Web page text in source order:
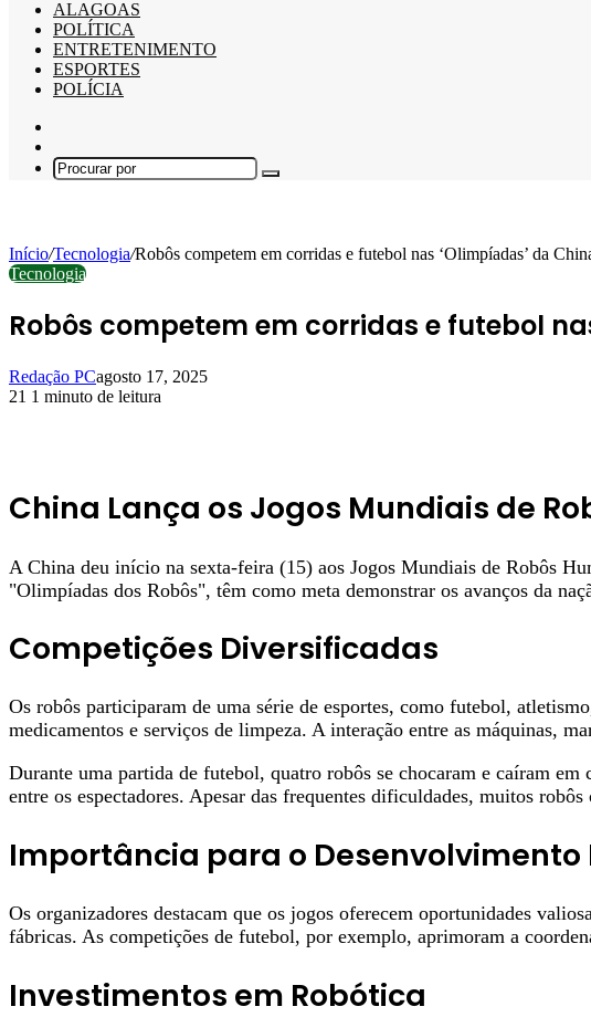
ALAGOAS
POLÍTICA
ENTRETENIMENTO
ESPORTES
POLÍCIA
skin
Procurar
Início/Tecnologia/Robôs competem em corridas e futebol nas ‘Olimpíadas’ da
Tecnologia
Robôs competem em corridas e futebol
Redação PCagosto 17, 2025
21 1 minuto de leitura
China Lança os Jogos Mundiais de
A China deu início na sexta-feira (15) aos Jogos Mundiais de Robôs
"Olimpíadas dos Robôs", têm como meta demonstrar os avanços da
Competições Diversificadas
Os robôs participaram de uma série de esportes, como futebol,
medicamentos e serviços de limpeza. A interação entre as máquinas,
Durante uma partida de futebol, quatro robôs se chocaram e caíram
entre os espectadores. Apesar das frequentes dificuldades, muitos
Importância para o Desenvolvimento
Os organizadores destacam que os jogos oferecem oportunidades
fábricas. As competições de futebol, por exemplo, aprimoram a
Investimentos em Robótica